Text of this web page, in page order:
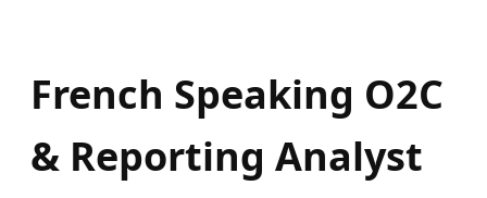
French Speaking O2C
& Reporting Analyst